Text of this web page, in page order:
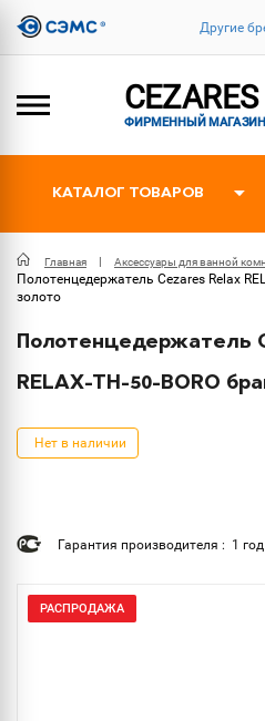
Другие
CEZARES
ФИРМЕННЫЙ
КАТАЛОГ ТОВАРОВ
Главная Аксессуары для ванной
Полотенцедержатель Cezares Relax
золото
Полотенцедержатель
RELAX-TH-50-BORO
Нет в наличии
Гарантия производителя : 1 год
РАСПРОДАЖА